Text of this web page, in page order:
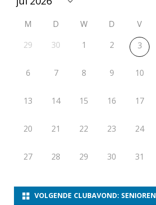
M D W D V
29
30 1 2 3
6 7 8 9 10
13 14 15 16 17
20 21 22 23 24
27 28 29 30 31
VOLGENDE CLUBAVOND: SENIOREN